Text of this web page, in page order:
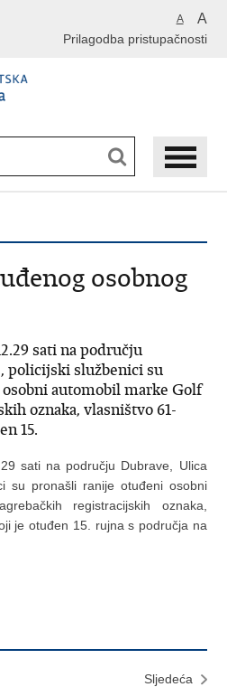
A A
Prilagodba pristupačnosti
osobnog
sati na području
policijski službenici su
automobil marke Golf
oznaka, vlasništvo 61-
15.
sati na području Dubrave, Ulica
su pronašli ranije otuđeni osobni
registracijskih oznaka,
je otuđen 15. rujna s područja na
Sljedeća